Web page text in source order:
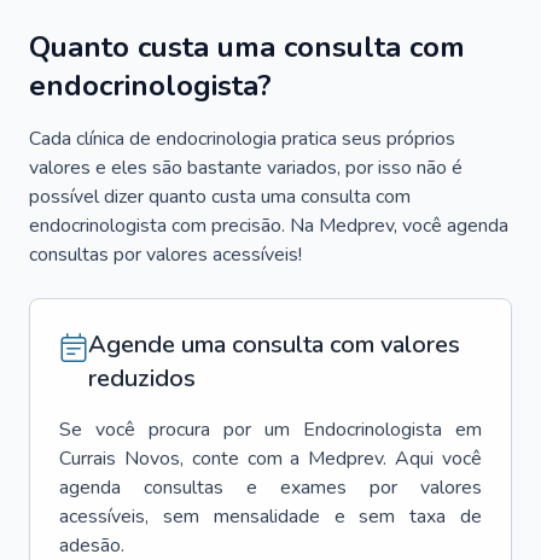
Quanto custa uma consulta com
endocrinologista?
Cada clínica de endocrinologia pratica seus próprios
valores e eles são bastante variados, por isso não é
possível dizer quanto custa uma consulta com
endocrinologista com precisão. Na Medprev, você agenda
consultas por valores acessíveis!
Agende uma consulta com valores
reduzidos
Se você procura por um Endocrinologista em
Currais Novos, conte com a Medprev. Aqui você
agenda consultas e exames por valores
acessíveis, sem mensalidade e sem taxa de
adesão.